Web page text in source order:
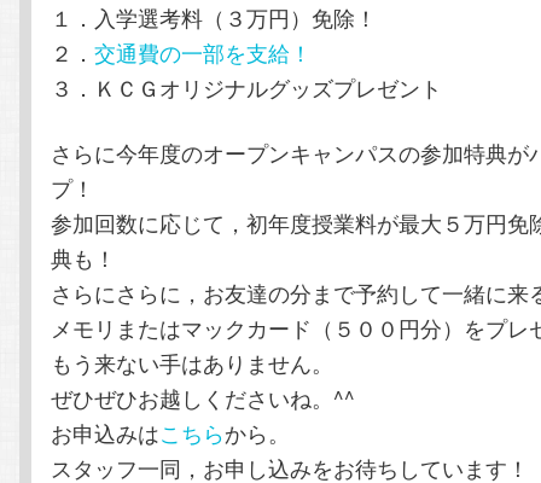
１．入学選考料（３万円）免除！
２．交通費の一部を支給！
３．ＫＣＧオリジナルグッズプレゼント
さらに今年度のオープンキャンパスの参加特典が
プ！
参加回数に応じて，初年度授業料が最大５万円免
典も！
さらにさらに，お友達の分まで予約して一緒に来
メモリまたはマックカード（５００円分）をプレ
もう来ない手はありません。
ぜひぜひお越しくださいね。^^
お申込みはこちらから。
スタッフ一同，お申し込みをお待ちしています！